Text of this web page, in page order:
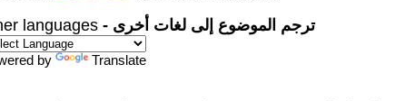
ترجم الموضوع إلى لغات أخرى - languages
by Translate